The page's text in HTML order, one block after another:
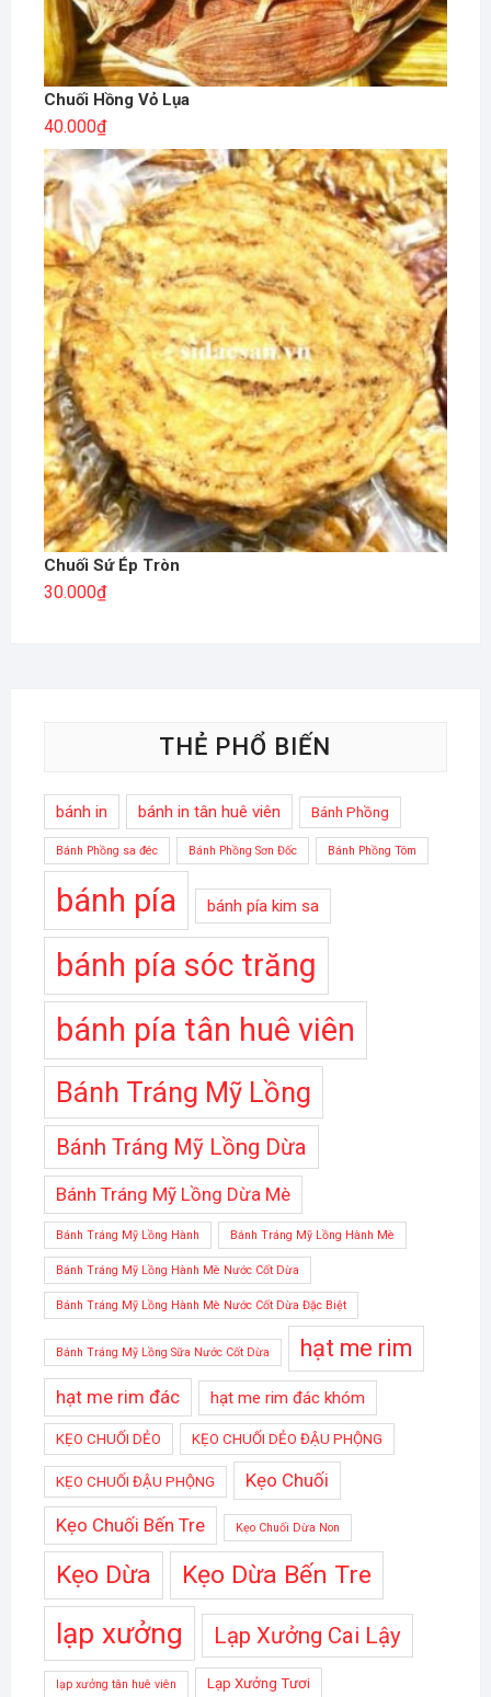
Chuối Hồng Vỏ Lụa
40.000₫
Chuối Sứ Ép Tròn
30.000₫
THẺ PHỔ BIẾN
bánh in bánh in tân huê viên Bánh Phồng
Bánh Phồng sa đéc Bánh Phồng Sơn Đốc Bánh Phồng Tôm
bánh pía bánh pía kim sa
bánh pía sóc trăng
bánh pía tân huê viên
Bánh Tráng Mỹ Lồng
Bánh Tráng Mỹ Lồng Dừa
Bánh Tráng Mỹ Lồng Dừa Mè
Bánh Tráng Mỹ Lồng Hành Bánh Tráng Mỹ Lồng Hành Mè
Bánh Tráng Mỹ Lồng Hành Mè Nước Cốt Dừa
Bánh Tráng Mỹ Lồng Hành Mè Nước Cốt Dừa Đặc Biệt
Bánh Tráng Mỹ Lồng Sữa Nước Cốt Dừa hạt me rim
hạt me rim đác hạt me rim đác khóm
KẸO CHUỐI DẺO KẸO CHUỐI DẺO ĐẬU PHỘNG
KẸO CHUỐI ĐẬU PHỘNG Kẹo Chuối
Kẹo Chuối Bến Tre Kẹo Chuối Dừa Non
Kẹo Dừa Kẹo Dừa Bến Tre
lạp xưởng Lạp Xưởng Cai Lậy
lạp xưởng tân huê viên Lạp Xưởng Tươi